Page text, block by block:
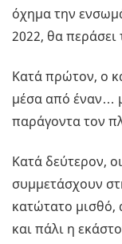
όχημα την
2022, θα περάσει
Κατά πρώτον, ο
μέσα από έναν…
παράγοντα τον
Κατά δεύτερον,
συμμετάσχουν
κατώτατο μισθό,
και πάλι η